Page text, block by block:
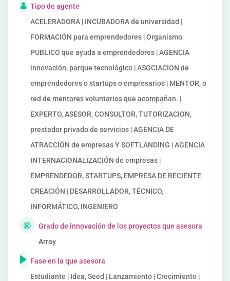
Tipo de agente
ACELERADORA | INCUBADORA de universidad |
FORMACIÓN para emprendedores | Organismo
PUBLICO que ayuda a emprendedores | AGENCIA
innovación, parque tecnológico | ASOCIACION de
emprendedores o startups o empresarios | MENTOR, o
red de mentores voluntarios que acompañan. |
EXPERTO, ASESOR, CONSULTOR, TUTORIZACION,
prestador privado de servicios | AGENCIA DE
ATRACCIÓN de empresas Y SOFTLANDING | AGENCIA
INTERNACIONALIZACIÓN de empresas |
EMPRENDEDOR, STARTUPS, EMPRESA DE RECIENTE
CREACIÓN | DESARROLLADOR, TÉCNICO,
INFORMÁTICO, INGENIERO
Grado de innovación de los proyectos que asesora
Array
Fase en la que asesora
Estudiante | Idea, Seed | Lanzamiento | Crecimiento |